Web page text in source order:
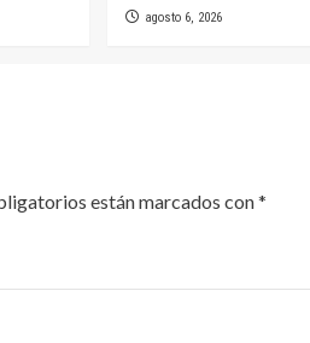
agosto 6, 2026
están marcados con*